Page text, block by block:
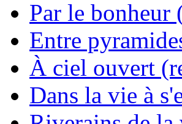
Par le bonheur
Entre
À ciel ouvert
Dans la vie à